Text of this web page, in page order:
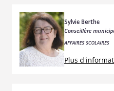
Sylvie Berthe
Conseillère
AFFAIRES SCOLAIRES
Plus